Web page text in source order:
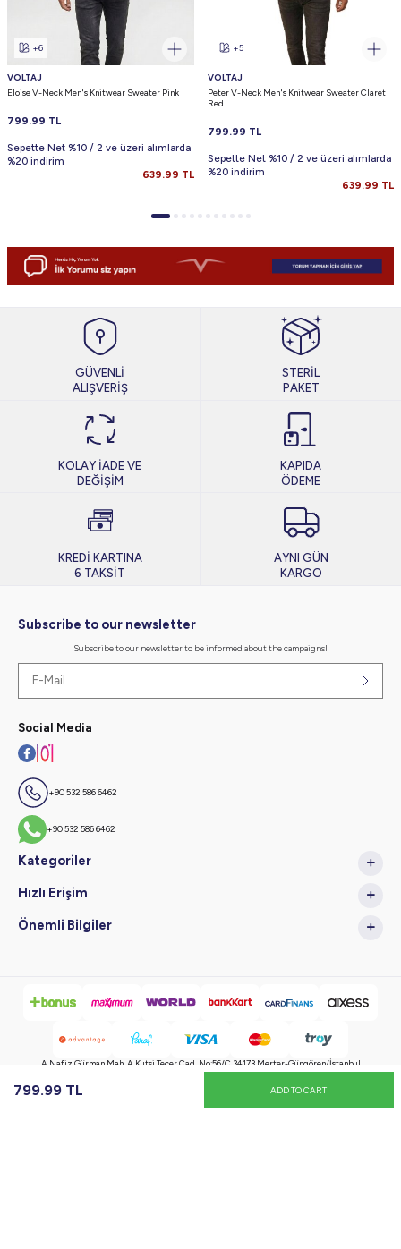
799.99 TL ADD TO CART
+6
VOLTAJ
Eloise V-Neck Men's Knitwear Sweater Pink
799.99 TL
Sepette Net %10 / 2 ve üzeri alımlarda
%20 indirim
639.99 TL
+5
VOLTAJ
Peter V-Neck Men's Knitwear Sweater Claret
Red
799.99 TL
Sepette Net %10 / 2 ve üzeri alımlarda
%20 indirim
639.99 TL
GÜVENLİ
ALIŞVERİŞ
STERİL
PAKET
KOLAY İADE VE
DEĞİŞİM
KAPIDA
ÖDEME
KREDİ KARTINA
6 TAKSİT
AYNI GÜN
KARGO
Subscribe to our newsletter
Subscribe to our newsletter to be informed about the campaigns!
Social Media
+90 532 586 6462
+90 532 586 6462
Kategoriler
Hızlı Erişim
Önemli Bilgiler
A.Nafiz Gürman Mah. A.Kutsi Tecer Cad. No:56/C 34173 Merter-Güngören/İstanbul